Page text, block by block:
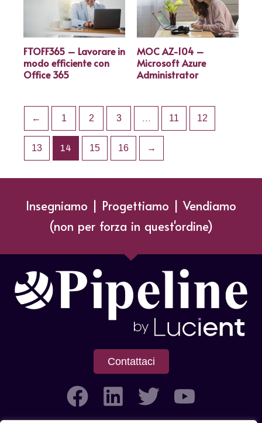
FTOFF365 – Lavorare in
modo efficiente con
Office 365
MOC AZ-104 –
Microsoft Azure
Administrator
← 1 2 3 … 11 12
13 14 15 16 →
Insegniamo | Progettiamo | Vendiamo
(non per forza in quest'ordine)
Contattaci